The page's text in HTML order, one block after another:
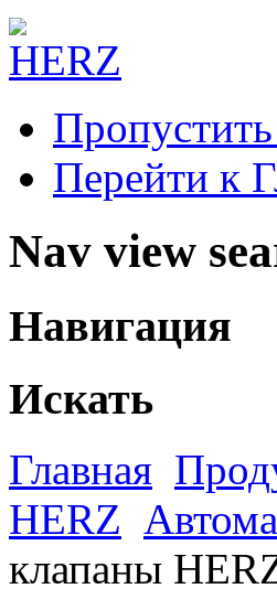
Перейти к
Nav view
Навигация
Искать
Главная
HERZ
клапаны